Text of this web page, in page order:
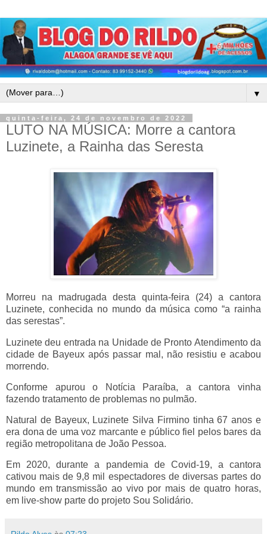
▼
quinta-feira, 24 de novembro de 2022
LUTO NA MÚSICA: Morre a cantora
Luzinete, a Rainha das Seresta
Morreu na madrugada desta quinta-feira (24) a cantora
Luzinete, conhecida no mundo da música como “a rainha
das serestas”.
Luzinete deu entrada na Unidade de Pronto Atendimento da
cidade de Bayeux após passar mal, não resistiu e acabou
morrendo.
Conforme apurou o Notícia Paraíba, a cantora vinha
fazendo tratamento de problemas no pulmão.
Natural de Bayeux, Luzinete Silva Firmino tinha 67 anos e
era dona de uma voz marcante e público fiel pelos bares da
região metropolitana de João Pessoa.
Em 2020, durante a pandemia de Covid-19, a cantora
cativou mais de 9,8 mil espectadores de diversas partes do
mundo em transmissão ao vivo por mais de quatro horas,
em live-show parte do projeto Sou Solidário.